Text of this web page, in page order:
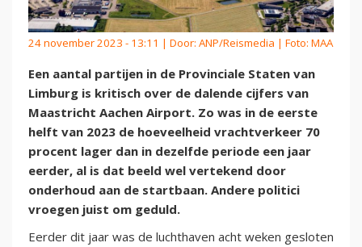
24 november 2023 - 13:11 | Door: ANP/Reismedia | Foto: MAA
Een aantal partijen in de Provinciale Staten van
Limburg is kritisch over de dalende cijfers van
Maastricht Aachen Airport. Zo was in de eerste
helft van 2023 de hoeveelheid vrachtverkeer 70
procent lager dan in dezelfde periode een jaar
eerder, al is dat beeld wel vertekend door
onderhoud aan de startbaan. Andere politici
vroegen juist om geduld.
Eerder dit jaar was de luchthaven acht weken gesloten